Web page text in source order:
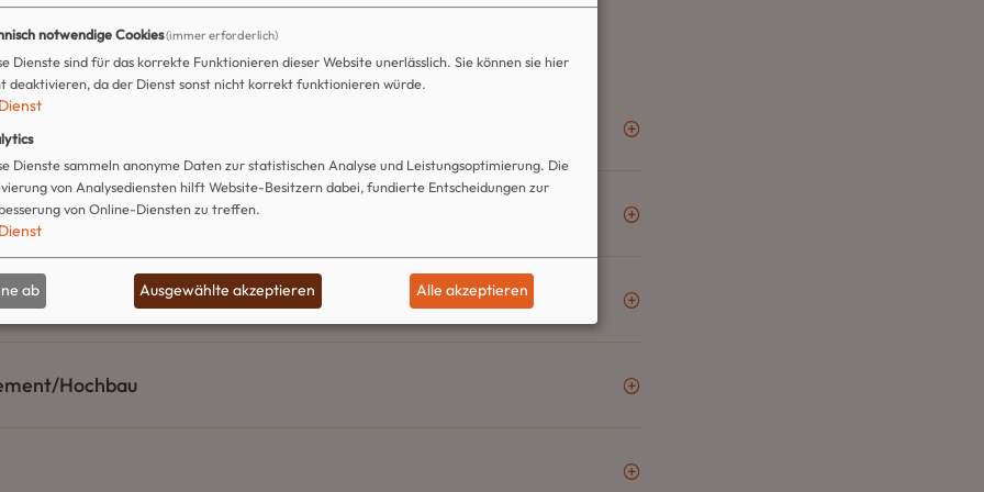
Hochbau
notwendige Cookies(immer erforderlich)
Dienste sind für das korrekte Funktionieren dieser Website unerlässlich. Sie können sie hier
deaktivieren, da der Dienst sonst nicht korrekt funktionieren würde.
Dienst
Dienste sammeln anonyme Daten zur statistischen Analyse und Leistungsoptimierung. Die
von Analysediensten hilft Website-Besitzern dabei, fundierte Entscheidungen zur
von Online-Diensten zu treffen.
Dienst
ab Ausgewählte akzeptieren Alle akzeptieren